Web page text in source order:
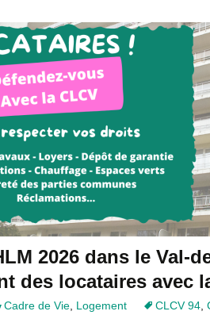
Val de
2026 dans le Val-
des locataires avec
Cadre de Vie Logement CLCV 94